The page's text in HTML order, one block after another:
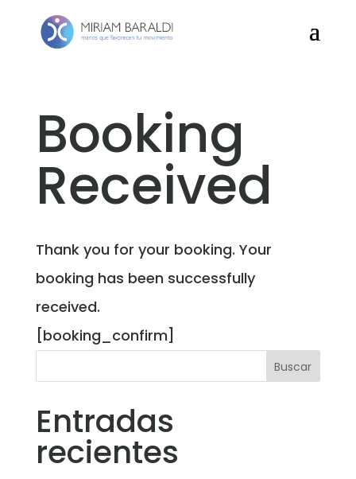
Booking
Received
Thank you for your booking. Your
booking has been successfully
received.
[booking_confirm]
Entradas
recientes